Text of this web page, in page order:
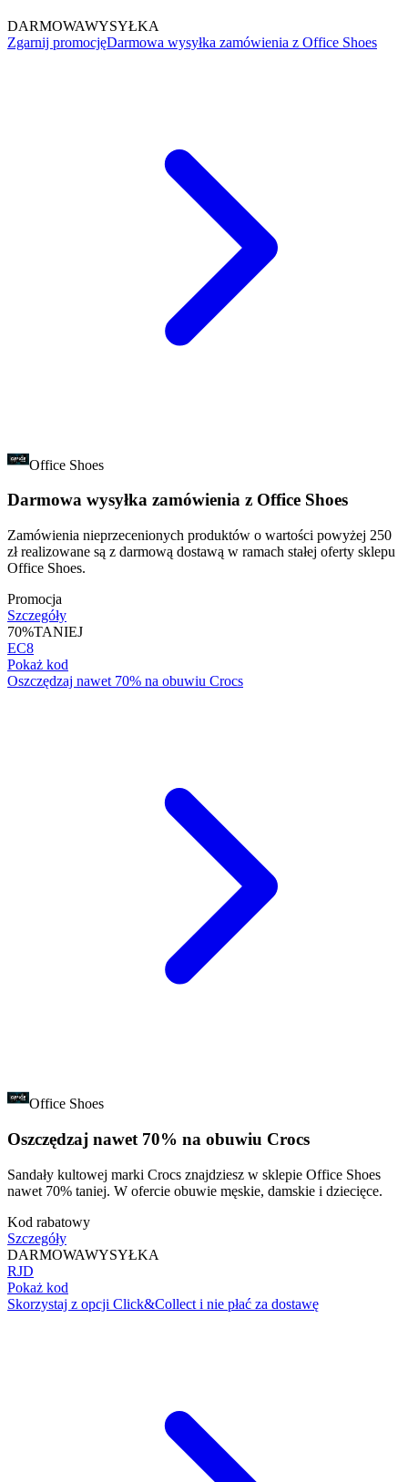
DARMOWAWYSYŁKA
Zgarnij promocjęDarmowa wysyłka zamówienia z Office Shoes
Office Shoes
Darmowa wysyłka zamówienia z Office Shoes
Zamówienia nieprzecenionych produktów o wartości powyżej 250
zł realizowane są z darmową dostawą w ramach stałej oferty sklepu
Office Shoes.
Promocja
Szczegóły
70%TANIEJ
EC8
Pokaż kod
Oszczędzaj nawet 70% na obuwiu Crocs
Office Shoes
Oszczędzaj nawet 70% na obuwiu Crocs
Sandały kultowej marki Crocs znajdziesz w sklepie Office Shoes
nawet 70% taniej. W ofercie obuwie męskie, damskie i dziecięce.
Kod rabatowy
Szczegóły
DARMOWAWYSYŁKA
RJD
Pokaż kod
Skorzystaj z opcji Click&Collect i nie płać za dostawę